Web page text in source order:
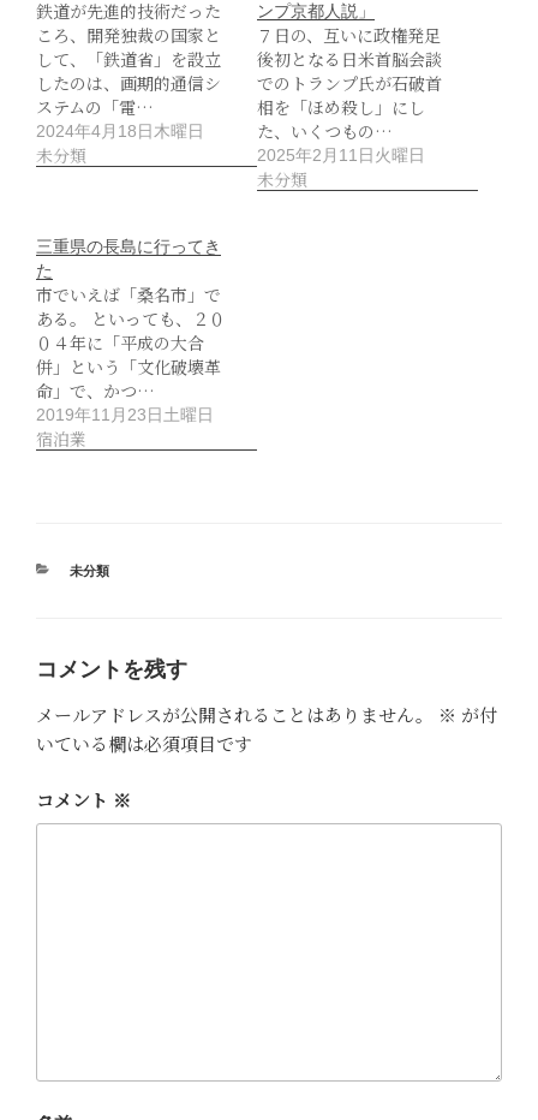
鉄道が先進的技術だった
ころ、開発独裁の国家と
して、「鉄道省」を設立
したのは、画期的通信シ
ステムの「電…
2024年4月18日木曜日
未分類
ンプ京都人説」
７日の、互いに政権発足
後初となる日米首脳会談
でのトランプ氏が石破首
相を「ほめ殺し」にし
た、いくつもの…
2025年2月11日火曜日
未分類
三重県の長島に行ってき
た
市でいえば「桑名市」で
ある。 といっても、２０
０４年に「平成の大合
併」という「文化破壊革
命」で、かつ…
2019年11月23日土曜日
宿泊業
カ
未分類
コメントを残す
メールアドレスが公開されることはありません。 ※ が付
いている欄は必須項目です
コメント ※